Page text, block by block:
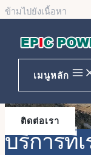
ข้ามไปยังเนื้อหา
เมนูหลัก
โซลูชันก
ติดต่อเรา
บริการที่